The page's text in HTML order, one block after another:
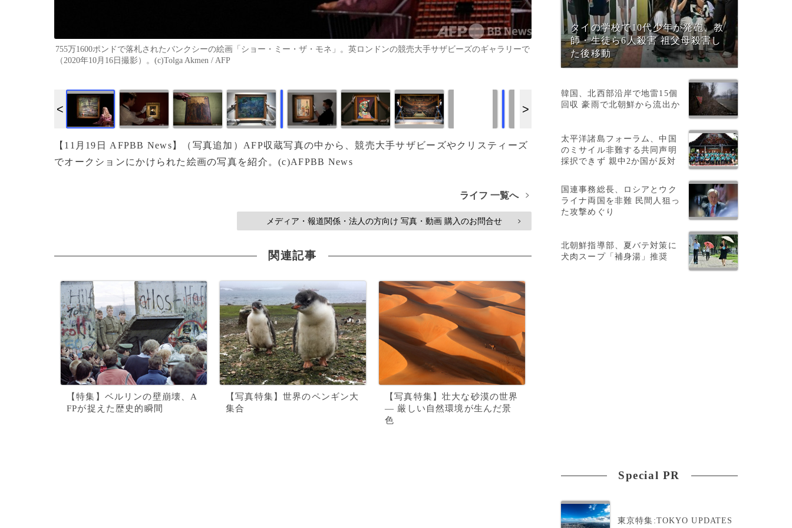
755万1600ポンドで落札されたバンクシーの絵画「ショー・ミー・ザ・モネ」。英ロンドンの競売大手サザビーズのギャラリーで
（2020年10月16日撮影）。(c)Tolga Akmen / AFP
画像作成中 画像作成中 画像作成中 画像作成中
【11月19日 AFPBB News】（写真追加） AFP収蔵写真の中から、競売大手サザビーズやクリスティーズ
でオークションにかけられた絵画の写真を紹介。(c)AFPBB News
ライフ 一覧へ >
メディア・報道関係・法人の方向け 写真・動画 購入のお問合せ >
関連記事
【特集】ベルリンの壁崩壊、A
FPが捉えた歴史的瞬間
【写真特集】世界のペンギン大
集合
【写真特集】壮大な砂漠の世界
― 厳しい自然環境が生んだ景
色
タイの学校で10代少年が発砲、教
師・生徒ら6人殺害 祖父母殺害し
た後移動
韓国、北西部沿岸で地雷15個
回収 豪雨で北朝鮮から流出か
太平洋諸島フォーラム、中国
のミサイル非難する共同声明
採択できず 親中2か国が反対
国連事務総長、ロシアとウク
ライナ両国を非難 民間人狙っ
た攻撃めぐり
北朝鮮指導部、夏バテ対策に
犬肉スープ「補身湯」推奨
Special PR
東京特集:TOKYO UPDATES